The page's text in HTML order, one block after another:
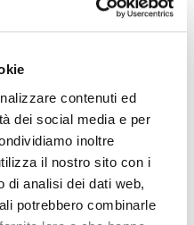
contenuti ed
dei social media e per
inoltre
il nostro sito con i
di analisi dei dati web,
potrebbero combinarle